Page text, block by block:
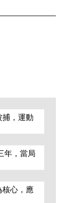
，運動
年，當局
核心，應